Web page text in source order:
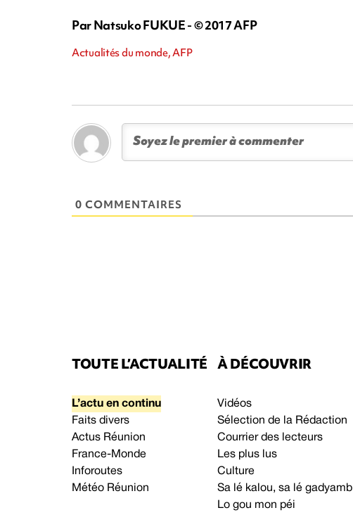
Par Natsuko FUKUE - © 2017 AFP
Actualités du monde, AFP
0 COMMENTAIRES
TOUTE L’ACTUALITÉ
L’actu en continu
Faits divers
Actus Réunion
France-Monde
Inforoutes
Météo Réunion
À DÉCOUVRIR
Vidéos
Sélection de la Rédaction
Courrier des lecteurs
Les plus lus
Culture
Sa lé kalou, sa lé gadyamb
Lo gou mon péi